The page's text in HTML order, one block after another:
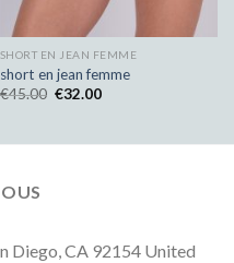
SHORT EN JEAN FEMME
short en jean femme
€45.00 €32.00
Diego, CA 92154 United